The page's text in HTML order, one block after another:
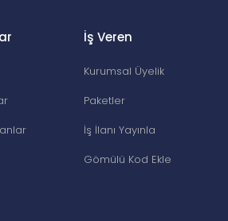
İş Veren
Kurumsal Üyelik
Paketler
İş İlanı Yayınla
Gömülü Kod Ekle